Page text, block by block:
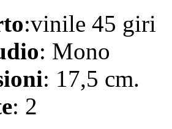
:vinile 45 giri
: Mono
: 17,5 cm.
: 2